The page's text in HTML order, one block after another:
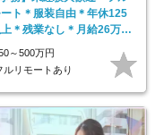
ート＊服装自由＊年休125
上＊残業なし＊月給26万円
～500万円
ルリモートあり